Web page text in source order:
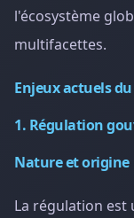
l'écosystème
multifacettes.
Enjeux actuels
1. Régulation
Nature et origine
La régulation est